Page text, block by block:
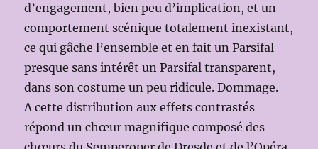
d’engagement, bien peu d’implication, et un
comportement scénique totalement inexistant,
ce qui gâche l’ensemble et en fait un Parsifal
presque sans intérêt un Parsifal transparent,
dans son costume un peu ridicule. Dommage.
A cette distribution aux effets contrastés
répond un chœur magnifique composé des